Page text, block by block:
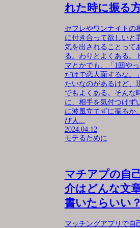
れた時に振る
セフレやワンナイトの
に付き合って欲しいと
気を出されることって
る。わりとよくある。
マとかでも、「1回やっ
だけで恋人面するな。
たいなのがあるけど、
でもよくある。そんな
に、相手を気付つけず
に波風立てずに振るか
び人...
2024.04.12
モテるために
マチアプの自
介はどんな文
書いたらいい？
マッチングアプリで自